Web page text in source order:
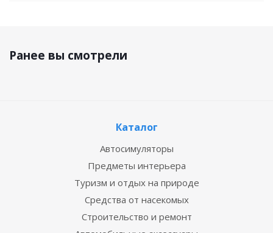
Ранее вы смотрели
Каталог
Автосимуляторы
Предметы интерьера
Туризм и отдых на природе
Средства от насекомых
Строительство и ремонт